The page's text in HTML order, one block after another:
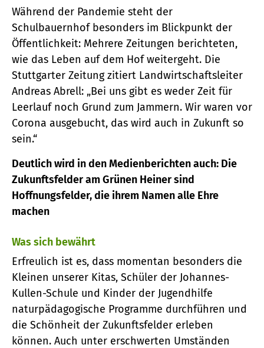
Während der Pandemie steht der
Schulbauernhof besonders im Blickpunkt der
Öffentlichkeit: Mehrere Zeitungen berichteten,
wie das Leben auf dem Hof weitergeht. Die
Stuttgarter Zeitung zitiert Landwirtschaftsleiter
Andreas Abrell: „Bei uns gibt es weder Zeit für
Leerlauf noch Grund zum Jammern. Wir waren vor
Corona ausgebucht, das wird auch in Zukunft so
sein.“
Deutlich wird in den Medienberichten auch: Die
Zukunftsfelder am Grünen Heiner sind
Hoffnungsfelder, die ihrem Namen alle Ehre
machen
Was sich bewährt
Erfreulich ist es, dass momentan besonders die
Kleinen unserer Kitas, Schüler der Johannes-
Kullen-Schule und Kinder der Jugendhilfe
naturpädagogische Programme durchführen und
die Schönheit der Zukunftsfelder erleben
können. Auch unter erschwerten Umständen